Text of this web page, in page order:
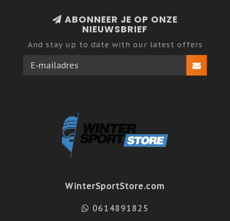
ABONNEER JE OP ONZE
NIEUWSBRIEF
And stay up to date with our latest offers
WinterSportStore.com
0614891825